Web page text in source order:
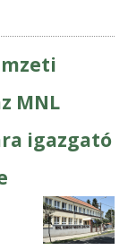
MNL
igazgató